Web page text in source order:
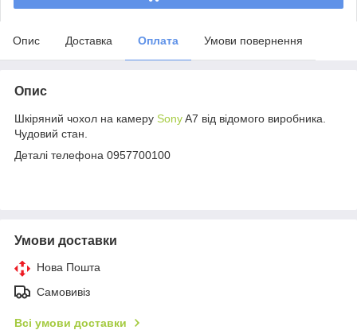
Опис Доставка Оплата Умови повернення
Опис
Шкіряний чохол на камеру SonyA7 від відомого виробника.
Чудовий стан.
Деталі телефона 0957700100
Умови доставки
Нова Пошта
Самовивіз
Всі умови доставки